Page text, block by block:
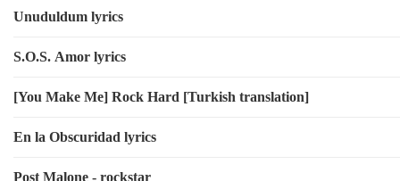
Unuduldum lyrics
S.O.S. Amor lyrics
[You Make Me] Rock Hard [Turkish translation]
En la Obscuridad lyrics
Post Malone - rockstar